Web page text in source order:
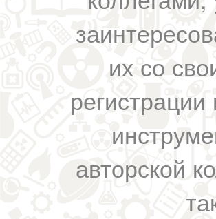
их со
авторской